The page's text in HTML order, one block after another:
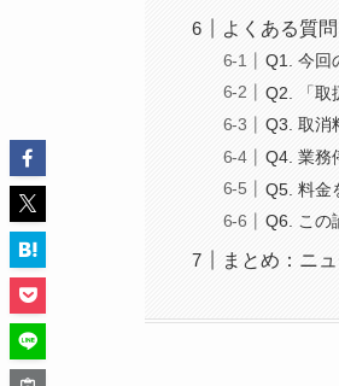
よくある質問
Q1. 今回
Q2. 「取
Q3. 取消
Q4. 業務
Q5. 料金
Q6. この
まとめ：ニ